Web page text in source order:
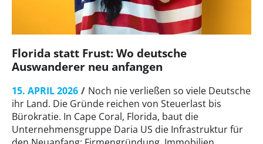
Florida statt Frust: Wo deutsche
Auswanderer neu anfangen
15. APRIL 2026
Noch nie verließen so viele Deutsche
ihr Land. Die Gründe reichen von Steuerlast bis
Bürokratie. In Cape Coral, Florida, baut die
Unternehmensgruppe Daria US die Infrastruktur für